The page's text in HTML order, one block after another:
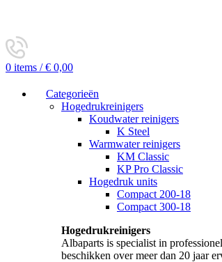
0 items / € 0,00
Categorieën
Hogedrukreinigers
Koudwater reinigers
K Steel
Warmwater reinigers
KM Classic
KP Pro Classic
Hogedruk units
Compact 200-18
Compact 300-18
Hogedrukreinigers
Albaparts is specialist in
beschikken over meer dan 20 jaar